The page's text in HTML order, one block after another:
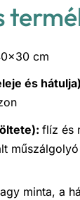
cm
és
flíz és
műszálgolyó
minta, a